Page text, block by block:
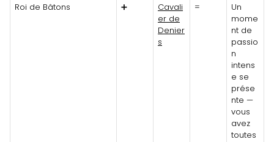
Roi de Bâtons
➕
Cavali
er de
Denier
s
=
Un
mome
nt de
passio
n
intens
e se
prése
nte —
vous
avez
toutes